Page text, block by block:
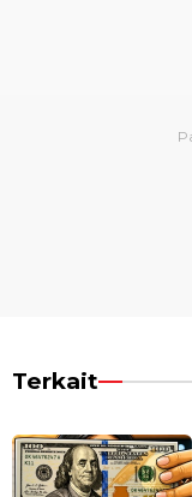
Terkait